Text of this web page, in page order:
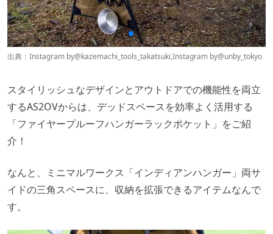
出典：Instagram by@kazemachi_tools_takatsuki,Instagram by@unby_tokyo
スタイリッシュなデザインとアウトドアでの機能性を両立
するAS2OVからは、デッドスペースを効率よく活用する
「ファイヤープルーフハンガーラックポケット」をご紹
介！
なんと、ミニマルワークス「インディアンハンガー」両サ
イドの三角スペースに、収納を拡張できるアイテムなんで
す。